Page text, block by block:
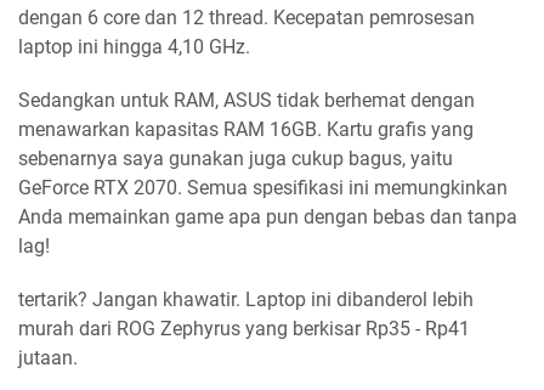
dengan 6 core dan 12 thread. Kecepatan pemrosesan
laptop ini hingga 4,10 GHz.
Sedangkan untuk RAM, ASUS tidak berhemat dengan
menawarkan kapasitas RAM 16GB. Kartu grafis yang
sebenarnya saya gunakan juga cukup bagus, yaitu
GeForce RTX 2070. Semua spesifikasi ini memungkinkan
Anda memainkan game apa pun dengan bebas dan tanpa
lag!
tertarik? Jangan khawatir. Laptop ini dibanderol lebih
murah dari ROG Zephyrus yang berkisar Rp35 - Rp41
jutaan.